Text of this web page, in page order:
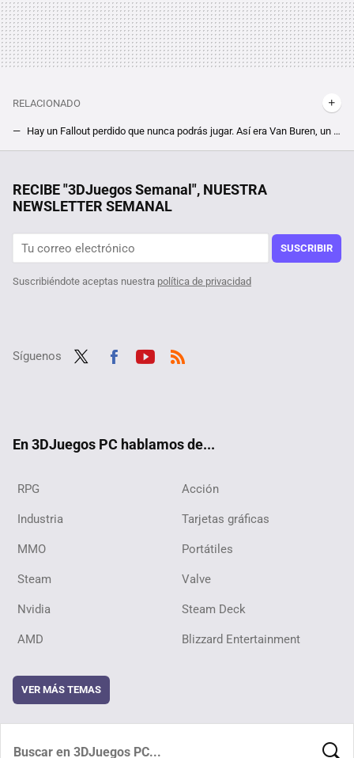
RELACIONADO
Hay un Fallout perdido que nunca podrás jugar. Así era Van Buren, un RPG desarrollado por un auténtico dream team del género
Por solo 2 euros tienes uno de los RPG de ciencia ficción más únicos de la historia. Últimas horas para conseguir este chollo cyberpunk
RECIBE "3DJuegos Semanal", NUESTRA
NEWSLETTER SEMANAL
SUSCRIBIR
Suscribiéndote aceptas nuestra política de privacidad
Síguenos
En 3DJuegos PC hablamos de...
RPG Acción
Industria Tarjetas gráficas
MMO Portátiles
Steam Valve
Nvidia Steam Deck
AMD Blizzard Entertainment
VER MÁS TEMAS